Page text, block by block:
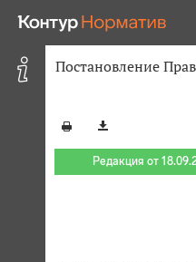
Постановление
Редакция от